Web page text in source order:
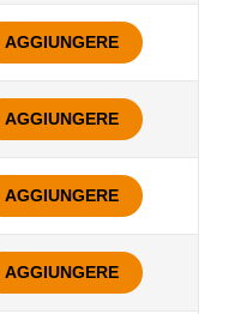
AGGIUNGERE
AGGIUNGERE
AGGIUNGERE
AGGIUNGERE